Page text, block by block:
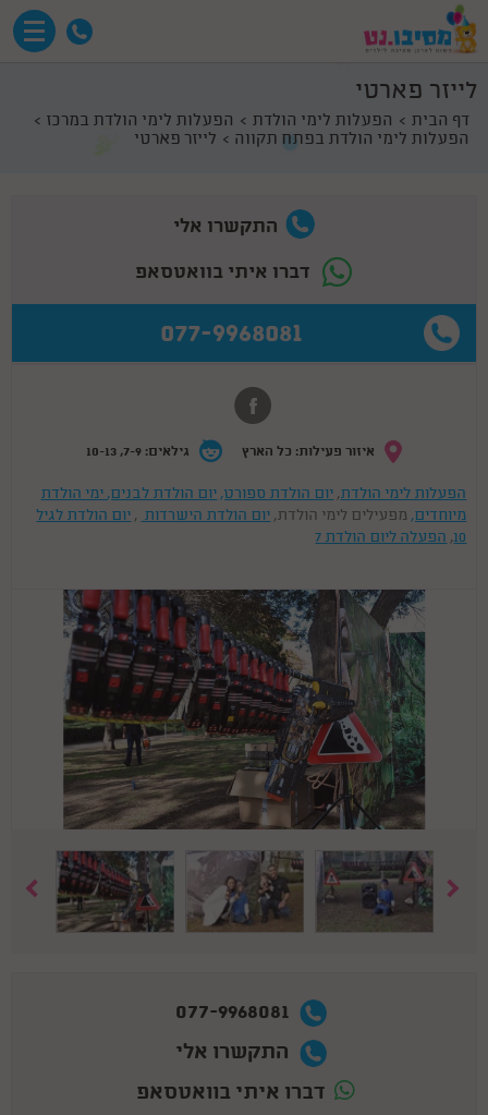
לייזר פארטי
דף הבית הפעלות לימי הולדת
הפעלות לימי הולדת במרכז
הפעלות לימי הולדת בפתח תקווה
לייזר פארטי
התקשרו אלי
דברו איתי בוואטסאפ
077-9968081
איזור פעילות: כל הארץ גילאים: 7-9, 10-13
הפעלות לימי הולדת, יום הולדת ספורט, יום הולדת לבנים,ימי הולדת
מיוחדים,מפעילים לימי הולדת, יום הולדת הישרדות , יום הולדת לגיל
10
, הפעלה ליום הולדת 7
077-9968081
התקשרו אלי
דברו איתי בוואטסאפ